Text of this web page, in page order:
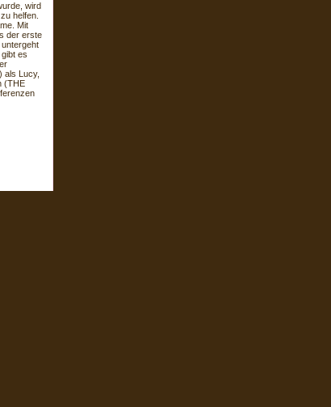
wird
helfen.
Mit
der erste
es
als Lucy,
(THE